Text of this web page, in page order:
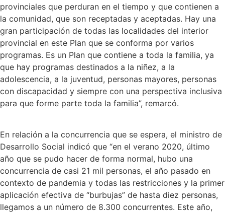
provinciales que perduran en el tiempo y que contienen a
la comunidad, que son receptadas y aceptadas. Hay una
gran participación de todas las localidades del interior
provincial en este Plan que se conforma por varios
programas. Es un Plan que contiene a toda la familia, ya
que hay programas destinados a la niñez, a la
adolescencia, a la juventud, personas mayores, personas
con discapacidad y siempre con una perspectiva inclusiva
para que forme parte toda la familia”, remarcó.
En relación a la concurrencia que se espera, el ministro de
Desarrollo Social indicó que “en el verano 2020, último
año que se pudo hacer de forma normal, hubo una
concurrencia de casi 21 mil personas, el año pasado en
contexto de pandemia y todas las restricciones y la primer
aplicación efectiva de “burbujas” de hasta diez personas,
llegamos a un número de 8.300 concurrentes. Este año,